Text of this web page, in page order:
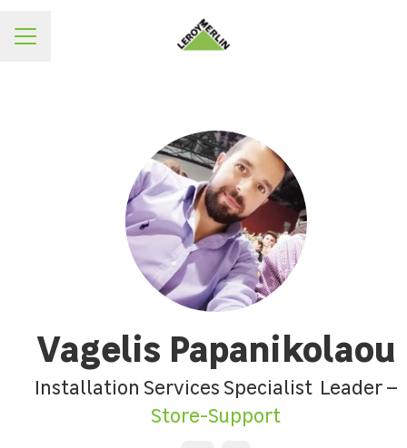
ΜΕΝΟΥ
Vagelis Papanikolaou
Installation Services Specialist Leader –
Store-Support